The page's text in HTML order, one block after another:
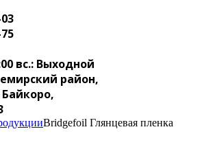
вс.: Выходной
район,
Bridgefoil Глянцевая пленка